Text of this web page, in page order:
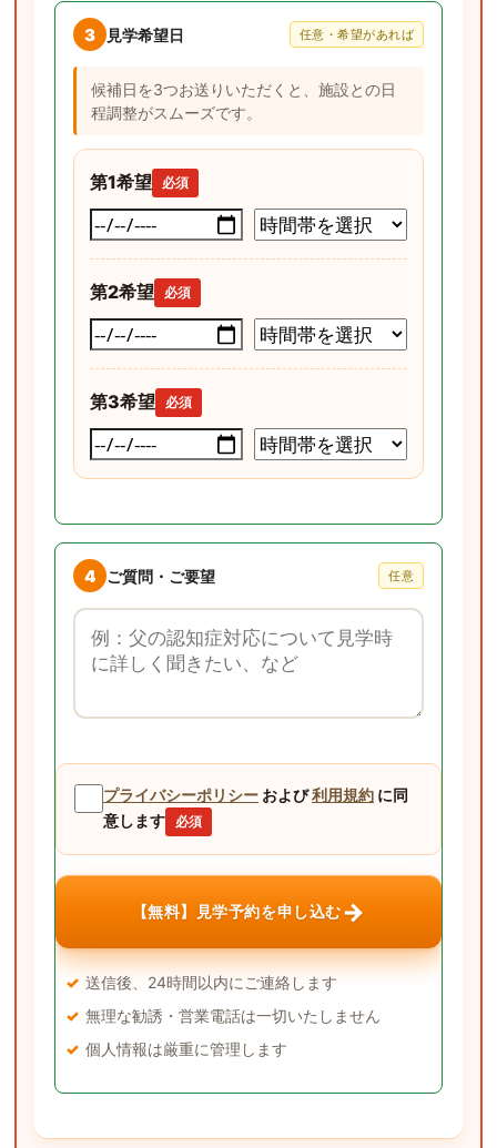
3 見学希望日 任意・希望があれば
候補日を3つお送りいただくと、施設との日
程調整がスムーズです。
第1希望 必須
第2希望 必須
第3希望 必須
4 ご質問・ご要望 任意
ご質問・ご要望
プライバシーポリシー および利用規約 に同
意します
必須
【無料】見学予約を申し込む→
送信後、24時間以内にご連絡します
無理な勧誘・営業電話は一切いたしません
個人情報は厳重に管理します